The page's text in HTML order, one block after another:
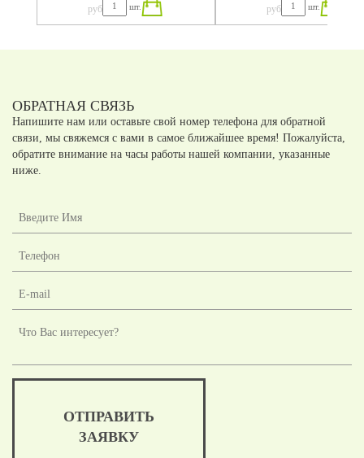
руб шт. руб шт.
ОБРАТНАЯ СВЯЗЬ
Напишите нам или оставьте свой номер телефона для обратной
связи, мы свяжемся с вами в самое ближайшее время! Пожалуйста,
обратите внимание на часы работы нашей компании, указанные
ниже.
ОТПРАВИТЬ
ЗАЯВКУ